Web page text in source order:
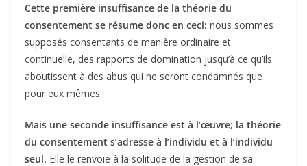
Cette première insuffisance de la théorie du
consentement se résume donc en ceci: nous sommes
supposés consentants de manière ordinaire et
continuelle, des rapports de domination jusqu’à ce qu’ils
aboutissent à des abus qui ne seront condamnés que
pour eux mêmes.
Mais une seconde insuffisance est à l’œuvre; la théorie
du consentement s’adresse à l’individu et à l’individu
seul. Elle le renvoie à la solitude de la gestion de sa